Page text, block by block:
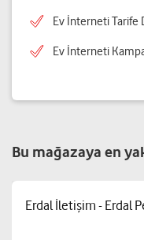
Ev İnterneti Tarife
Ev İnterneti
Bu mağazaya en
Erdal İletişim - Erdal